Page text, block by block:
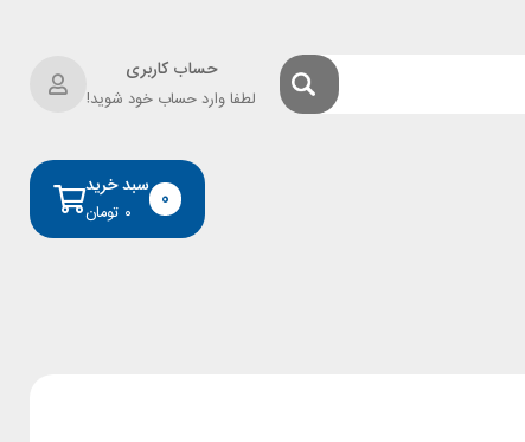
حساب کاربری
لطفا وارد حساب خود شوید!
سبد خرید
تومان ۰ 0